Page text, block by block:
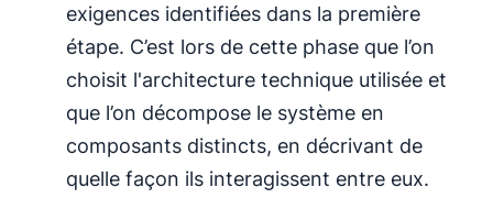
exigences identifiées dans la première
étape. C’est lors de cette phase que l’on
choisit l'architecture technique utilisée et
que l’on décompose le système en
composants distincts, en décrivant de
quelle façon ils interagissent entre eux.